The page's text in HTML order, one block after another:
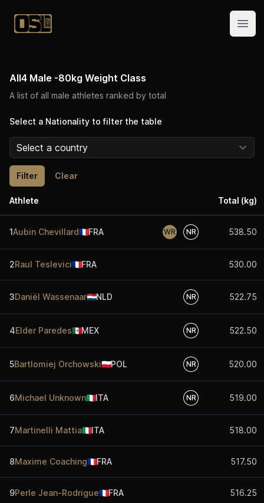
Official Streetlifting
All4 Male -80kg Weight Class
A list of all male athletes ranked by total
Select a Nationality to filter the table
Clear
Athlete Total (kg)
1Aubin Chevillard🇫🇷FRA WR NR 538.50
2Raul Teslevici🇫🇷FRA 530.00
3Daniël Wassenaar🇳🇱NLD NR 522.75
4Elder Paredes🇲🇽MEX NR 522.50
5Bartlomiej Orchowski🇵🇱POL NR 520.00
6Michael Unknown🇮🇹ITA NR 519.00
7Martinelli Mattia🇮🇹ITA 518.00
8Maxime Coaching🇫🇷FRA 517.50
9Perle Jean-Rodrigue🇫🇷FRA 516.25